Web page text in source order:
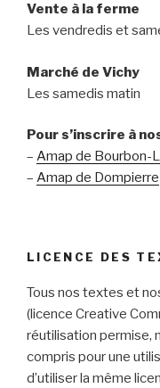
Vente à la ferme
Les vendredis et
Marché de Vichy
Les samedis matin
Pour s’inscrire à
– Amap de Bourbon-
– Amap de Dompierre
LICENCE DES
Tous nos textes et
(licence Creative
réutilisation permise,
compris pour une
d’utiliser la même